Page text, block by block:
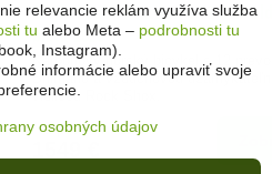
Bicykel Cube Reaction C:62 One
black 2026
Karbónový horský bicykel s 12 prevodmi
Shimano a vzduchovou
vidlicou Rock Shox.
Na predajni 1ks
relevancie reklám využíva služba
tu alebo Meta – podrobnosti tu
Instagram).
informácie alebo upraviť svoje
osobných údajov